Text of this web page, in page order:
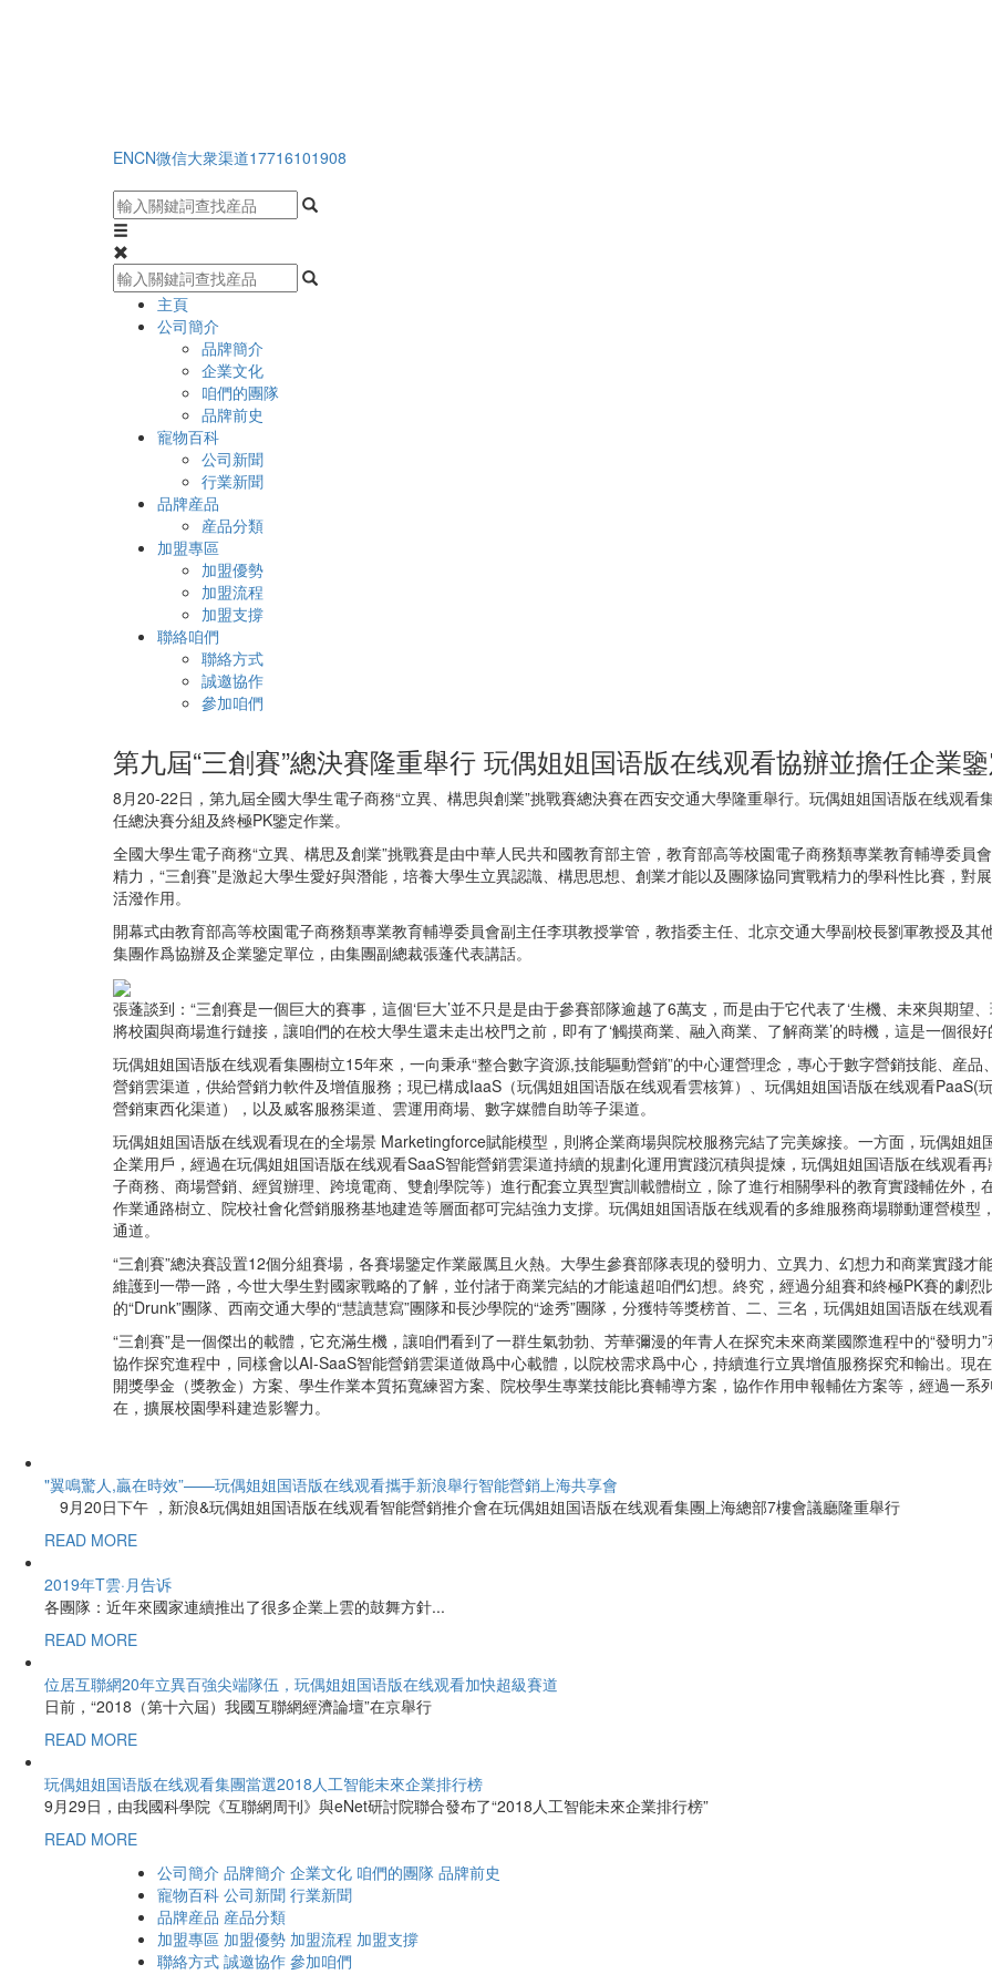
ENCN微信大衆渠道17716101908
主頁
公司簡介
品牌簡介
企業文化
咱們的團隊
品牌前史
寵物百科
公司新聞
行業新聞
品牌産品
産品分類
加盟專區
加盟優勢
加盟流程
加盟支撐
聯絡咱們
聯絡方式
誠邀協作
參加咱們
第九屆“三創賽”總決賽隆重舉行 玩偶姐姐国语版在线观看協辦並擔任企業
8月20-22日，第九屆全國大學生電子商務“立異、構思與創業”挑戰賽總決賽在西安交通大學隆重舉行。玩偶姐姐国语版在线观
任總決賽分組及終極PK鑒定作業。
全國大學生電子商務“立異、構思及創業”挑戰賽是由中華人民共和國教育部主管，教育部高等校園電子商務類專業教育輔導委
精力，“三創賽”是激起大學生愛好與潛能，培養大學生立異認識、構思思想、創業才能以及團隊協同實戰精力的學科性比賽，對
活潑作用。
開幕式由教育部高等校園電子商務類專業教育輔導委員會副主任李琪教授掌管，教指委主任、北京交通大學副校長劉軍教授及
集團作爲協辦及企業鑒定單位，由集團副總裁張蓬代表講話。
張蓬談到：“三創賽是一個巨大的賽事，這個‘巨大’並不只是是由于參賽部隊逾越了6萬支，而是由于它代表了‘生機、未來與期望
將校園與商場進行鏈接，讓咱們的在校大學生還未走出校門之前，即有了‘觸摸商業、融入商業、了解商業’的時機，這是一個很好
玩偶姐姐国语版在线观看集團樹立15年來，一向秉承“整合數字資源,技能驅動營銷”的中心運營理念，專心于數字營銷技能、産
營銷雲渠道，供給營銷力軟件及增值服務；現已構成IaaS（玩偶姐姐国语版在线观看雲核算）、玩偶姐姐国语版在线观看PaaS(
營銷東西化渠道），以及威客服務渠道、雲運用商場、數字媒體自助等子渠道。
玩偶姐姐国语版在线观看現在的全場景 Marketingforce賦能模型，則將企業商場與院校服務完結了完美嫁接。一方面，玩偶姐
企業用戶，經過在玩偶姐姐国语版在线观看SaaS智能營銷雲渠道持續的規劃化運用實踐沉積與提煉，玩偶姐姐国语版在线观看
子商務、商場營銷、經貿辦理、跨境電商、雙創學院等）進行配套立異型實訓載體樹立，除了進行相關學科的教育實踐輔佐外
作業通路樹立、院校社會化營銷服務基地建造等層面都可完結強力支撐。玩偶姐姐国语版在线观看的多維服務商場聯動運營模
通道。
“三創賽”總決賽設置12個分組賽場，各賽場鑒定作業嚴厲且火熱。大學生參賽部隊表現的發明力、立異力、幻想力和商業實踐
維護到一帶一路，今世大學生對國家戰略的了解，並付諸于商業完結的才能遠超咱們幻想。終究，經過分組賽和終極PK賽的劇
的“Drunk”團隊、西南交通大學的“慧讀慧寫”團隊和長沙學院的“途秀”團隊，分獲特等獎榜首、二、三名，玩偶姐姐国语版在线
“三創賽”是一個傑出的載體，它充滿生機，讓咱們看到了一群生氣勃勃、芳華彌漫的年青人在探究未來商業國際進程中的“發明力
協作探究進程中，同樣會以AI-SaaS智能營銷雲渠道做爲中心載體，以院校需求爲中心，持續進行立異增值服務探究和輸出。現
開獎學金（獎教金）方案、學生作業本質拓寬練習方案、院校學生專業技能比賽輔導方案，協作作用申報輔佐方案等，經過一
在，擴展校園學科建造影響力。
"翼鳴驚人,贏在時效”——玩偶姐姐国语版在线观看攜手新浪舉行智能營銷上海共享會
9月20日下午 ，新浪&玩偶姐姐国语版在线观看智能營銷推介會在玩偶姐姐国语版在线观看集團上海總部7樓會議廳隆重舉行
READ MORE
2019年T雲·月告诉
各團隊：近年來國家連續推出了很多企業上雲的鼓舞方針...
READ MORE
位居互聯網20年立異百強尖端隊伍，玩偶姐姐国语版在线观看加快超級賽道
日前，“2018（第十六屆）我國互聯網經濟論壇”在京舉行
READ MORE
玩偶姐姐国语版在线观看集團當選2018人工智能未來企業排行榜
9月29日，由我國科學院《互聯網周刊》與eNet研討院聯合發布了“2018人工智能未來企業排行榜”
READ MORE
公司簡介 品牌簡介 企業文化 咱們的團隊 品牌前史
寵物百科 公司新聞 行業新聞
品牌産品 産品分類
加盟專區 加盟優勢 加盟流程 加盟支撐
聯絡方式 誠邀協作 參加咱們